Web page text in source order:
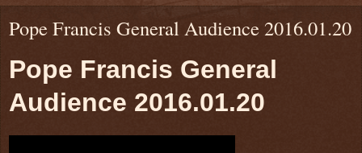
Pope Francis General Audience 2016.01.20
Pope Francis General
Audience 2016.01.20